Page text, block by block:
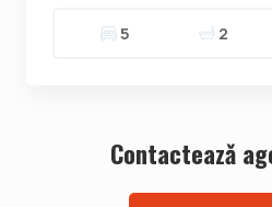
5 2
Contacteazǎ